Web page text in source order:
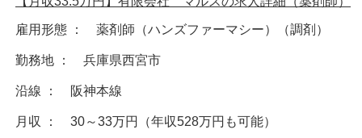
雇用形態 ： 薬剤師（ハンズファーマシー）（調剤）
勤務地 ： 兵庫県西宮市
沿線 ： 阪神本線
月収 ： 30～33万円（年収528万円も可能）